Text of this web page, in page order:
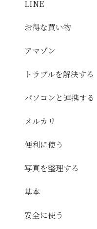
LINE
お得な買い物
アマゾン
トラブルを解決する
パソコンと連携する
メルカリ
便利に使う
写真を整理する
基本
安全に使う